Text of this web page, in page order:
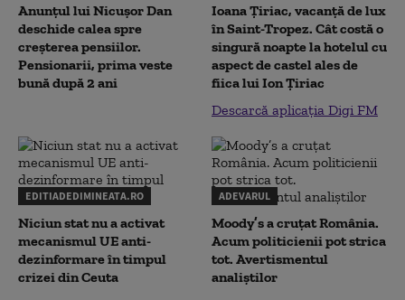
Anunțul lui Nicușor Dan
deschide calea spre
creșterea pensiilor.
Pensionarii, prima veste
bună după 2 ani
Ioana Țiriac, vacanță de lux
în Saint-Tropez. Cât costă o
singură noapte la hotelul cu
aspect de castel ales de
fiica lui Ion Țiriac
Descarcă aplicația Digi FM
EDITIADEDIMINEATA.RO
Niciun stat nu a activat
mecanismul UE anti-
dezinformare în timpul
crizei din Ceuta
ADEVARUL
Moody’s a cruțat România.
Acum politicienii pot strica
tot. Avertismentul
analiștilor